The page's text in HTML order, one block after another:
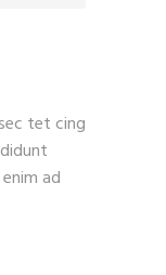
tet cing
ad